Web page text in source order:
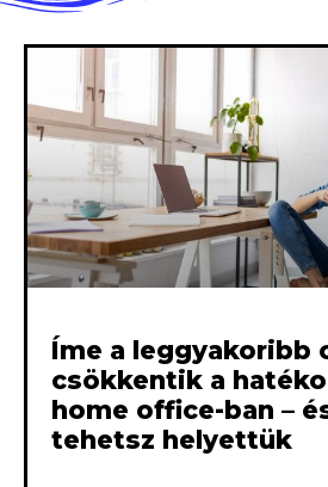
Íme a leggyakoribb
csökkentik a
home office-ban –
tehetsz helyettük